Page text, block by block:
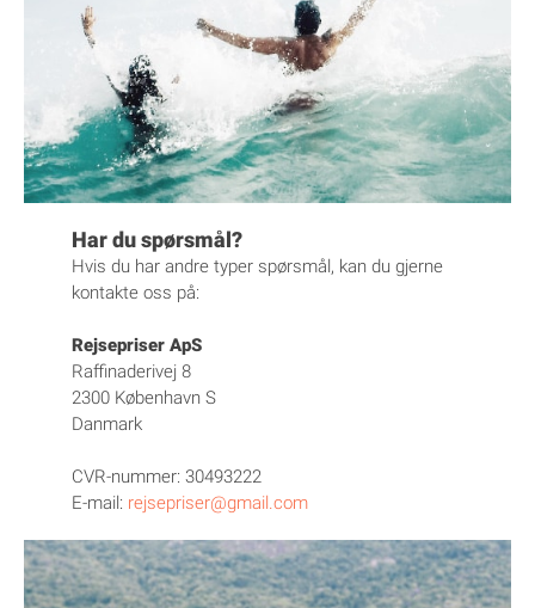
Har du spørsmål?
Hvis du har andre typer spørsmål, kan du gjerne
kontakte oss på:
Rejsepriser ApS
Raffinaderivej 8
2300 København S
Danmark
CVR-nummer: 30493222
E-mail: rejsepriser@gmail.com